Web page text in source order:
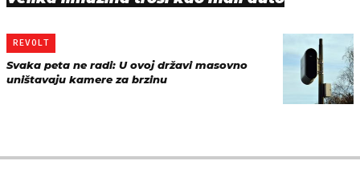
REVOLT
Svaka peta ne radi: U ovoj državi masovno
uništavaju kamere za brzinu